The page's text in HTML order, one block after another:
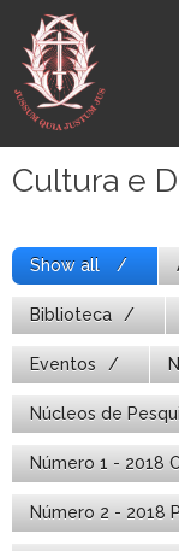
para
conteúdo
Cultura e
Show all
Biblioteca
Eventos
Núcleos de
Número 1 - 2018
Número 2 - 2018